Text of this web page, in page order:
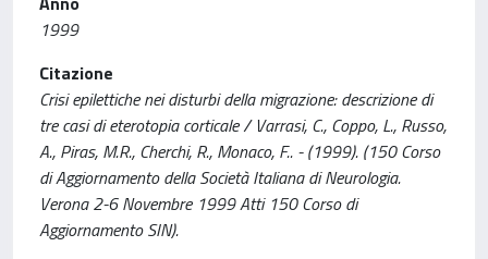
1999
Citazione
Crisi epilettiche nei disturbi della migrazione: descrizione di
tre casi di eterotopia corticale / Varrasi, C., Coppo, L., Russo,
A., Piras, M.R., Cherchi, R., Monaco, F.. - (1999). (150 Corso
di Aggiornamento della Società Italiana di Neurologia.
Verona 2-6 Novembre 1999 Atti 150 Corso di
Aggiornamento SIN).